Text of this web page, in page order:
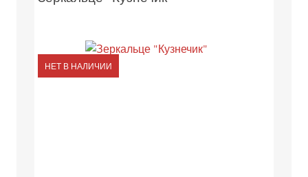
НЕТ В НАЛИЧИИ